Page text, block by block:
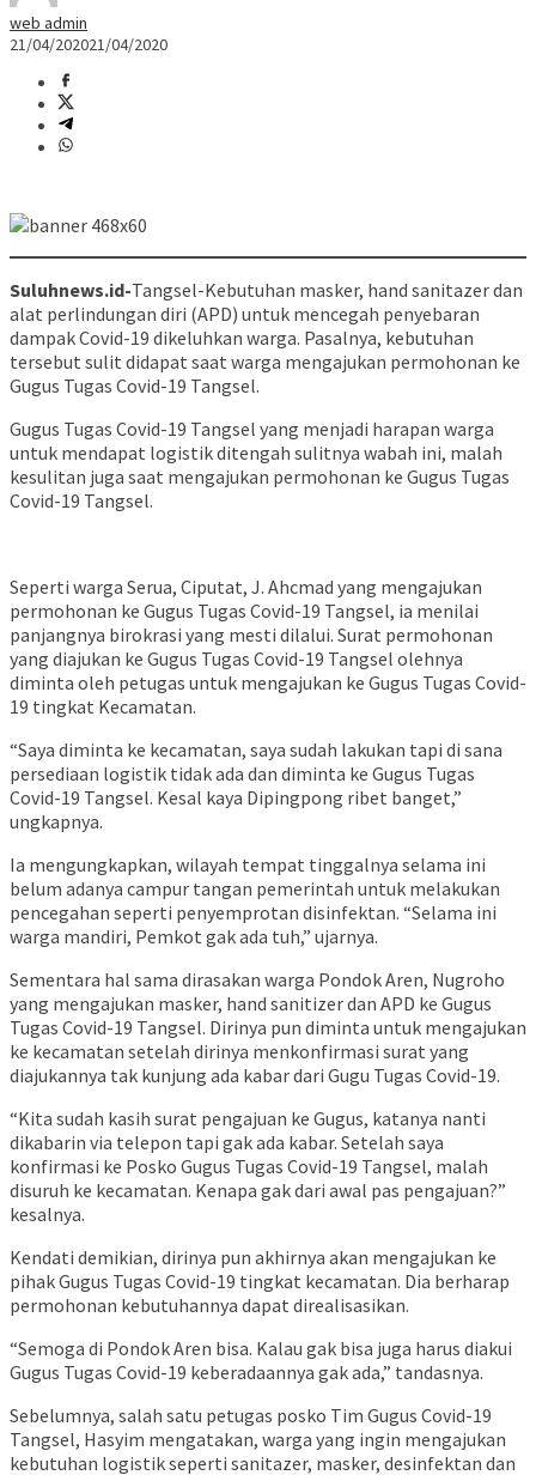
web admin
21/04/202021/04/2020
Suluhnews.id-Tangsel-Kebutuhan masker, hand sanitazer dan
alat perlindungan diri (APD) untuk mencegah penyebaran
dampak Covid-19 dikeluhkan warga. Pasalnya, kebutuhan
tersebut sulit didapat saat warga mengajukan permohonan ke
Gugus Tugas Covid-19 Tangsel.
Gugus Tugas Covid-19 Tangsel yang menjadi harapan warga
untuk mendapat logistik ditengah sulitnya wabah ini, malah
kesulitan juga saat mengajukan permohonan ke Gugus Tugas
Covid-19 Tangsel.
Seperti warga Serua, Ciputat, J. Ahcmad yang mengajukan
permohonan ke Gugus Tugas Covid-19 Tangsel, ia menilai
panjangnya birokrasi yang mesti dilalui. Surat permohonan
yang diajukan ke Gugus Tugas Covid-19 Tangsel olehnya
diminta oleh petugas untuk mengajukan ke Gugus Tugas Covid-
19 tingkat Kecamatan.
“Saya diminta ke kecamatan, saya sudah lakukan tapi di sana
persediaan logistik tidak ada dan diminta ke Gugus Tugas
Covid-19 Tangsel. Kesal kaya Dipingpong ribet banget,”
ungkapnya.
Ia mengungkapkan, wilayah tempat tinggalnya selama ini
belum adanya campur tangan pemerintah untuk melakukan
pencegahan seperti penyemprotan disinfektan. “Selama ini
warga mandiri, Pemkot gak ada tuh,” ujarnya.
Sementara hal sama dirasakan warga Pondok Aren, Nugroho
yang mengajukan masker, hand sanitizer dan APD ke Gugus
Tugas Covid-19 Tangsel. Dirinya pun diminta untuk mengajukan
ke kecamatan setelah dirinya menkonfirmasi surat yang
diajukannya tak kunjung ada kabar dari Gugu Tugas Covid-19.
“Kita sudah kasih surat pengajuan ke Gugus, katanya nanti
dikabarin via telepon tapi gak ada kabar. Setelah saya
konfirmasi ke Posko Gugus Tugas Covid-19 Tangsel, malah
disuruh ke kecamatan. Kenapa gak dari awal pas pengajuan?”
kesalnya.
Kendati demikian, dirinya pun akhirnya akan mengajukan ke
pihak Gugus Tugas Covid-19 tingkat kecamatan. Dia berharap
permohonan kebutuhannya dapat direalisasikan.
“Semoga di Pondok Aren bisa. Kalau gak bisa juga harus diakui
Gugus Tugas Covid-19 keberadaannya gak ada,” tandasnya.
Sebelumnya, salah satu petugas posko Tim Gugus Covid-19
Tangsel, Hasyim mengatakan, warga yang ingin mengajukan
kebutuhan logistik seperti sanitazer, masker, desinfektan dan